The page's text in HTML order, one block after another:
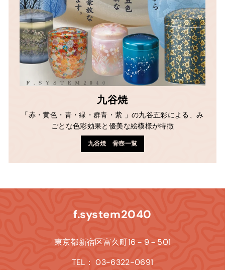
九谷焼
「赤・黄色・青・緑・群青・紫 」の九谷五彩による、み
ごとな色彩効果と優美な絵模様が特徴
九谷焼 骨壺一覧
f.system2040
東京都新宿区富久町16－9－501
TEL： 03-6322-0691